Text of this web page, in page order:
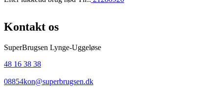
Kontakt os
SuperBrugsen Lynge-Uggeløse
48 16 38 38
08854kon@superbrugsen.dk